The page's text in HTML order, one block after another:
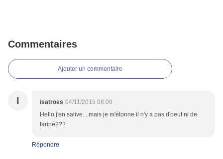
Commentaires
Ajouter un commentaire
I isatroes 04/11/2015 08:09
Hello j'en salive....mais je m'étonne il n'y a pas d'oeuf ni de
farine???
Répondre